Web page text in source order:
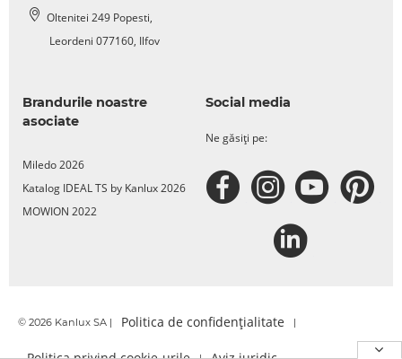
Oltenitei 249 Popesti,
Leordeni 077160, Ilfov
Brandurile noastre
asociate
Miledo 2026
Katalog IDEAL TS by Kanlux 2026
MOWION 2022
Social media
Ne găsiți pe:
© 2026 Kanlux SA | Politica de confidențialitate |